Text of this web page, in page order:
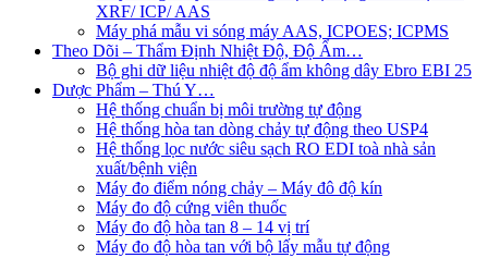
XRF/ ICP/ AAS
Máy phá mẫu vi sóng máy AAS, ICPOES; ICPMS
Theo Dõi – Thẩm Định Nhiệt Độ, Độ Ẩm…
Bộ ghi dữ liệu nhiệt độ độ ẩm không dây Ebro EBI 25
Dược Phẩm – Thú Y…
Hệ thống chuẩn bị môi trường tự động
Hệ thống hòa tan dòng chảy tự động theo USP4
Hệ thống lọc nước siêu sạch RO EDI​​ toà nhà sản
xuất/bệnh viện
Máy đo điểm nóng chảy – Máy đô độ kín
Máy đo độ cứng viên thuốc
Máy đo độ hòa tan 8 – 14 vị trí
Máy đo độ hòa tan với bộ lấy mẫu tự động